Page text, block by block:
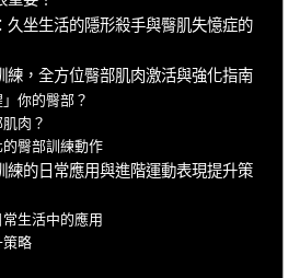
久坐生活的隱形殺手與臀肌失憶症的
練，全方位臀部肌肉激活與強化指南
你的臀部？
肉？
臀部訓練動作
練的日常應用與進階運動表現提升策
生活中的應用
略